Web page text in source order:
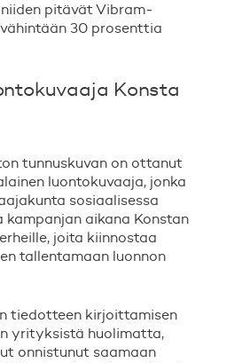
pitävät Vibram-
ähintään 30 prosenttia
Konsta
tunnuskuvan on ottanut
luontokuvaaja, jonka
sosiaalisessa
kampanjan aikana Konstan
joita kiinnostaa
tallentamaan luonnon
n tiedotteen kirjoittamisen
yrityksistä huolimatta,
onnistunut saamaan